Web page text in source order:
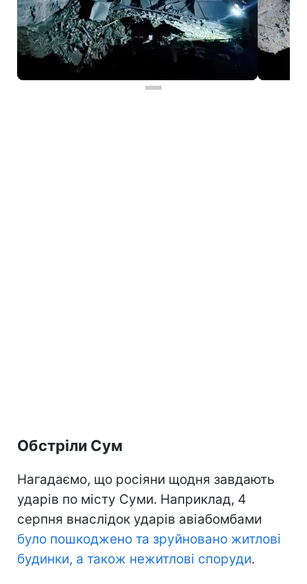
Обстріли Сум
Нагадаємо, що росіяни щодня завдають
ударів по місту Суми. Наприклад, 4
серпня внаслідок ударів авіабомбами
було пошкоджено та зруйновано житлові
будинки, а також нежитлові споруди.